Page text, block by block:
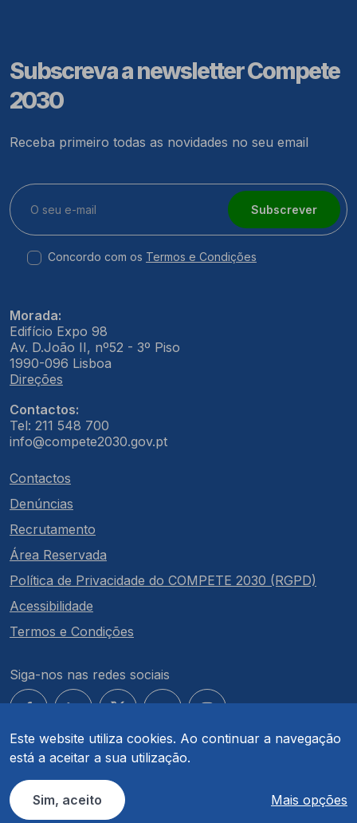
Este website utiliza cookies. Ao continuar a navegação
está a aceitar a sua utilização.
Sim, aceito Mais opções
Subscreva a newsletter Compete
2030
Receba primeiro todas as novidades no seu email
Subscrever
Concordo com os Termos e Condições
Morada:
Edifício Expo 98
Av. D.João II, nº52 - 3º Piso
1990-096 Lisboa
Direções
Contactos:
Tel: 211 548 700
info@compete2030.gov.pt
Contactos
Denúncias
Recrutamento
Área Reservada
Política de Privacidade do COMPETE 2030 (RGPD)
Acessibilidade
Termos e Condições
Siga-nos nas redes sociais
© COMPETE 2030. Todos os direitos reservados.